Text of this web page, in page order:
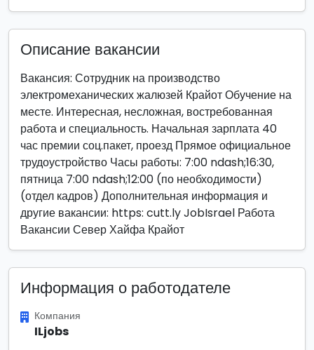
Описание вакансии
Вакансия: Сотрудник на производство
электромеханических жалюзей Крайот Обучение на
месте. Интересная, несложная, востребованная
работа и специальность. Начальная зарплата 40
час премии соц.пакет, проезд Прямое официальное
трудоустройство Часы работы: 7:00 ndash;16:30,
пятница 7:00 ndash;12:00 (по необходимости)
(отдел кадров) Дополнительная информация и
другие вакансии: https: cutt.ly JobIsrael Работа
Вакансии Север Хайфа Крайот
Информация о работодателе
Компания
ILjobs